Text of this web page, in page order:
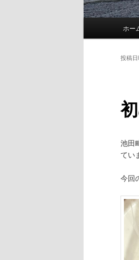
メ
イ
コ
テ
ン
ツ
ホー
投稿
池田
てい
今回